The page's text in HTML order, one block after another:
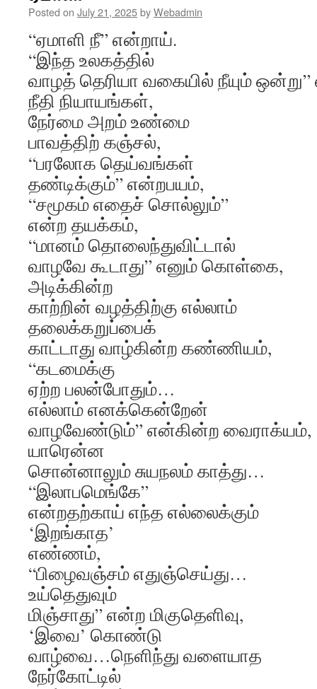
Posted on July 21, 2025byWebadmin
“ஏமாளி நீ” என்றாய்.
“இந்த உலகத்தில்
வாழத் தெரியா வகையில் நீயும்
நீதி நியாயங்கள்,
நேர்மை அறம் உண்மை
பாவத்திற் கஞ்சல்,
“பரலோக தெய்வங்கள்
தண்டிக்கும்” என்றபயம்,
“சமூகம் எதைச் சொல்லும்”
என்ற தயக்கம்,
“மானம் தொலைந்துவிட்டால்
வாழவே கூடாது” எனும் கொள்கை,
அடிக்கின்ற
காற்றின் வழத்திற்கு எல்லாம்
தலைக்கறுப்பைக்
காட்டாது வாழ்கின்ற கண்ணியம்,
“கடமைக்கு
ஏற்ற பலன்போதும்…
எல்லாம் எனக்கென்றேன்
வாழவேண்டும்” என்கின்ற வைராக்யம்,
யாரென்ன
சொன்னாலும் சுயநலம் காத்து…
“இலாபமெங்கே”
என்றதற்காய் எந்த எல்லைக்கும்
‘இறங்காத’
எண்ணம்,
“பிழைவஞ்சம் எதுஞ்செய்து…
உய்தெதுவும்
மிஞ்சாது” என்ற மிகுதெளிவு,
‘இவை’ கொண்டு
வாழ்வை…நெளிந்து வளையாத
நேர்கோட்டில்